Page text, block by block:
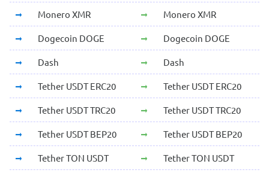
Monero XMR Monero XMR
Dogecoin DOGE Dogecoin DOGE
Dash Dash
Tether USDT ERC20 Tether USDT ERC20
Tether USDT TRC20 Tether USDT TRC20
Tether USDT BEP20 Tether USDT BEP20
Tether TON USDT Tether TON USDT